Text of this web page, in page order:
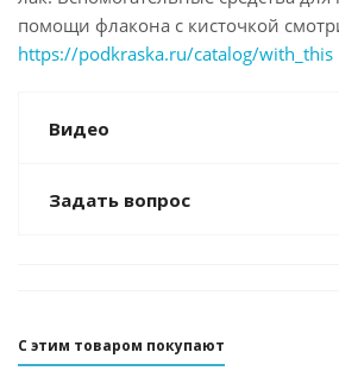
помощи флакона с кисточкой
https://podkraska.ru/catalog/with_this
Видео
Задать вопрос
С этим товаром покупают